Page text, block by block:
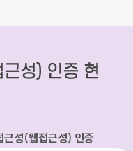
성) 인증 현
근성(웹접근성) 인증